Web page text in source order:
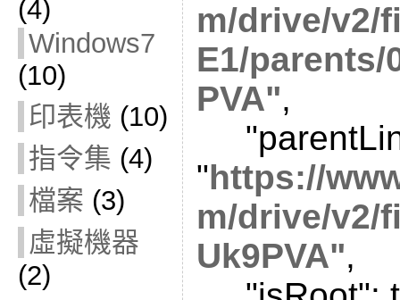
(4)
Windows7
(10)
印表機 (10)
指令集 (4)
檔案 (3)
虛擬機器
(2)
m/drive/v2/
E1/parents/
PVA",
"https://
m/drive/v2/
Uk9PVA",